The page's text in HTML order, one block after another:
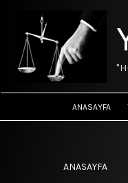
ANASAYFA
ANASAYFA